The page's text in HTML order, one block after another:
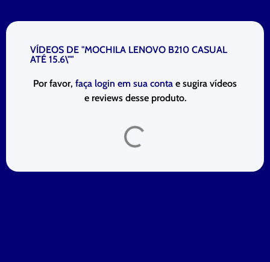
VÍDEOS DE "MOCHILA LENOVO B210 CASUAL
ATÉ 15.6\""
Por favor, faça login em sua conta e sugira vídeos
e reviews desse produto.